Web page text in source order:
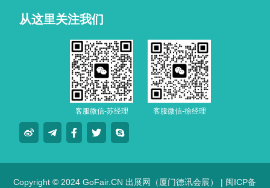
从这里关注我们
客服微信-苏经理 客服微信-徐经理
Copyright © 2024 GoFair.CN 出展网（厦门德讯会展） | 闽ICP备